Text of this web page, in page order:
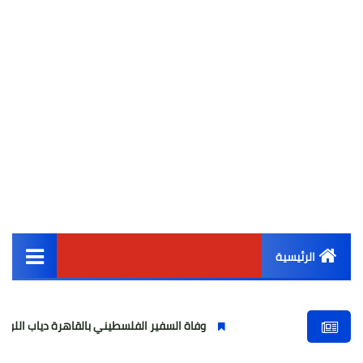
الرئيسية
أخبار مصر
وفاة السفير الفلسطيني بالقاهرة دياب اللوح.. مسيرة وطنية